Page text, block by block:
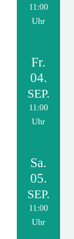
11:00
Uhr
Fr.
04.
SEP.
11:00
Uhr
Sa.
05.
SEP.
11:00
Uhr